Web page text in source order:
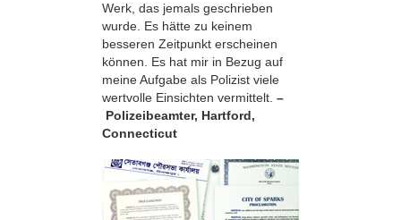
Werk, das jemals geschrieben
wurde. Es hätte zu keinem
besseren Zeitpunkt erscheinen
können. Es hat mir in Bezug auf
meine Aufgabe als Polizist viele
wertvolle Einsichten vermittelt. –
Polizeibeamter, Hartford,
Connecticut